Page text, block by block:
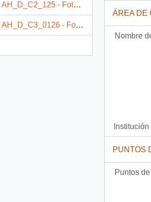
AH_D_C2_125 - Fotografía: Niño en brazos tomando mamadera
AH_D_C3_0126 - Fotografía: Niña comiendo
ÁREA DE
Nombre
PUNTOS
Puntos